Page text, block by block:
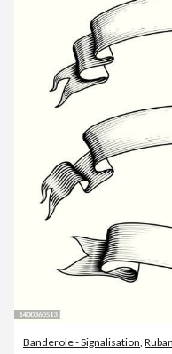
Banderole - Signalisation,